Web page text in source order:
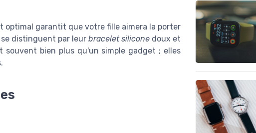
garantit que votre fille aimera la porter
distinguent par leur bracelet silicone doux et
souvent bien plus qu'un simple gadget ; elles